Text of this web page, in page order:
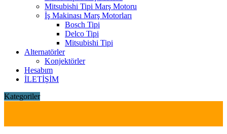
Mitsubishi Tipi Marş Motoru
İş Makinası Marş Motorları
Bosch Tipi
Delco Tipi
Mitsubishi Tipi
Alternatörler
Konjektörler
Hesabım
İLETİŞİM
Kategoriler